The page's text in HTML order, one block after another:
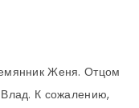
Женя. Отцом
К сожалению,